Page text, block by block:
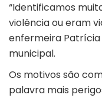
“Identificamos
violência ou eram
enfermeira
municipal.
Os motivos são
palavra mais